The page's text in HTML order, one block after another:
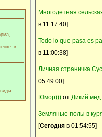
в
14 Ноябрь, 2017, 21:42:59
корма для
комбикорм
Зааненские и
Красный
Многодетная
в 11:17:40]
Todo lo que pasa es
в 11:00:38]
Личная страничка
05:49:00]
Юмор))) от Дикий мед
Земляные полы в
[Сегодня в 01:54:55]